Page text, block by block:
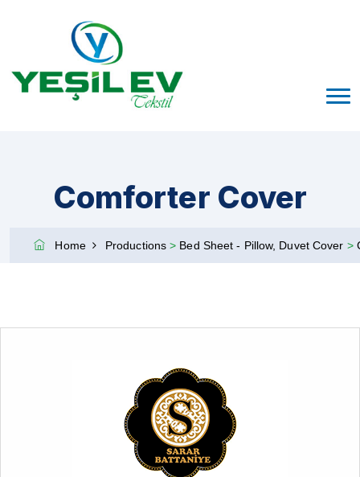
Comforter Cover
Home Productions> Bed Sheet - Pillow, Duvet Cover >